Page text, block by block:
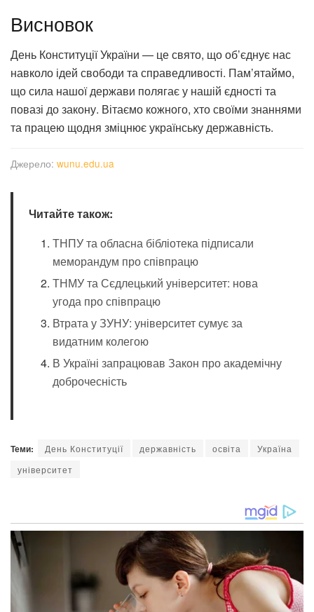
Висновок
День Конституції України — це свято, що об’єднує нас
навколо ідей свободи та справедливості. Пам’ятаймо,
що сила нашої держави полягає у нашій єдності та
повазі до закону. Вітаємо кожного, хто своїми знаннями
та працею щодня зміцнює українську державність.
Джерело: wunu.edu.ua
Читайте також:
ТНПУ та обласна бібліотека підписали
меморандум про співпрацю
ТНМУ та Сєдлецький університет: нова
угода про співпрацю
Втрата у ЗУНУ: університет сумує за
видатним колегою
В Україні запрацював Закон про академічну
доброчесність
Теми: День Конституції державність освіта
Україна
університет